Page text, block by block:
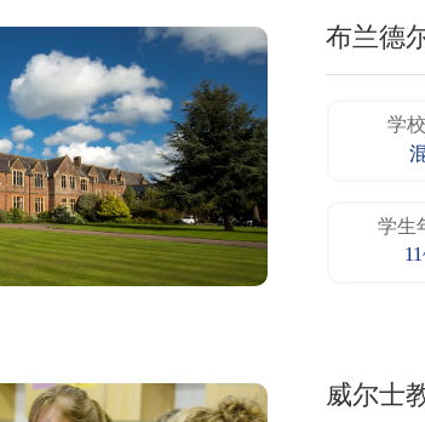
布兰德
学
学生
威尔士